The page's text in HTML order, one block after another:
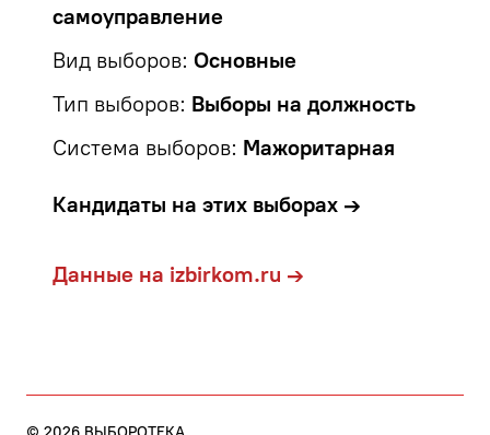
самоуправление
Вид выборов: Основные
Тип выборов: Выборы на должность
Система выборов: Мажоритарная
Кандидаты на этих выборах →
Данные на izbirkom.ru →